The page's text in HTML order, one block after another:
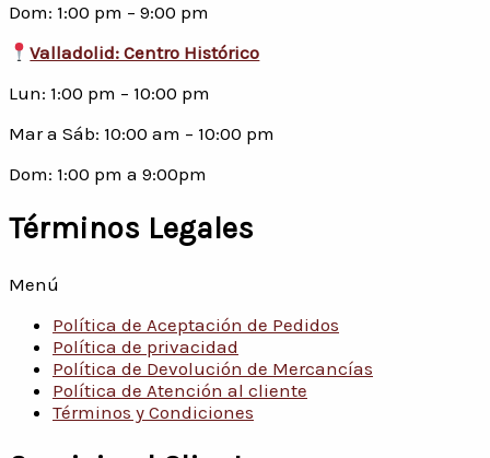
Dom: 1:00 pm – 9:00 pm
Valladolid: Centro Histórico
Lun: 1:00 pm – 10:00 pm
Mar a Sáb: 10:00 am – 10:00 pm
Dom: 1:00 pm a 9:00pm
Términos Legales
Menú
Política de Aceptación de Pedidos
Política de privacidad
Política de Devolución de Mercancías
Política de Atención al cliente
Términos y Condiciones